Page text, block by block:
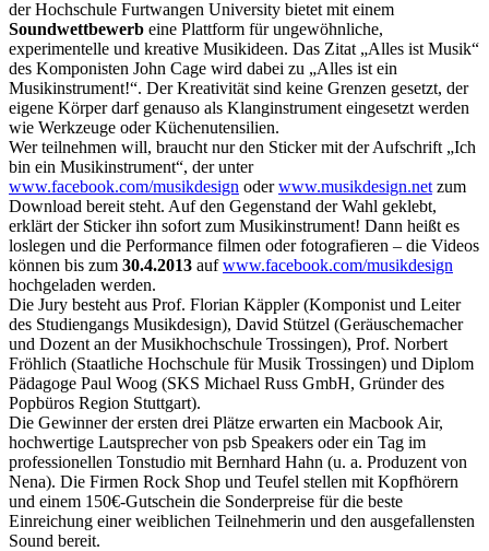
der Hochschule Furtwangen University bietet mit einem
Soundwettbewerb eine Plattform für ungewöhnliche,
experimentelle und kreative Musikideen. Das Zitat „Alles ist Musik“
des Komponisten John Cage wird dabei zu „Alles ist ein
Musikinstrument!“. Der Kreativität sind keine Grenzen gesetzt, der
eigene Körper darf genauso als Klanginstrument eingesetzt werden
wie Werkzeuge oder Küchenutensilien.
Wer teilnehmen will, braucht nur den Sticker mit der Aufschrift „Ich
bin ein Musikinstrument“, der unter
www.facebook.com/musikdesign oderwww.musikdesign.net zum
Download bereit steht. Auf den Gegenstand der Wahl geklebt,
erklärt der Sticker ihn sofort zum Musikinstrument! Dann heißt es
loslegen und die Performance filmen oder fotografieren – die Videos
können bis zum 30.4.2013 aufwww.facebook.com/musikdesign
hochgeladen werden.
Die Jury besteht aus Prof. Florian Käppler (Komponist und Leiter
des Studiengangs Musikdesign), David Stützel (Geräuschemacher
und Dozent an der Musikhochschule Trossingen), Prof. Norbert
Fröhlich (Staatliche Hochschule für Musik Trossingen) und Diplom
Pädagoge Paul Woog (SKS Michael Russ GmbH, Gründer des
Popbüros Region Stuttgart).
Die Gewinner der ersten drei Plätze erwarten ein Macbook Air,
hochwertige Lautsprecher von psb Speakers oder ein Tag im
professionellen Tonstudio mit Bernhard Hahn (u. a. Produzent von
Nena). Die Firmen Rock Shop und Teufel stellen mit Kopfhörern
und einem 150€-Gutschein die Sonderpreise für die beste
Einreichung einer weiblichen Teilnehmerin und den ausgefallensten
Sound bereit.